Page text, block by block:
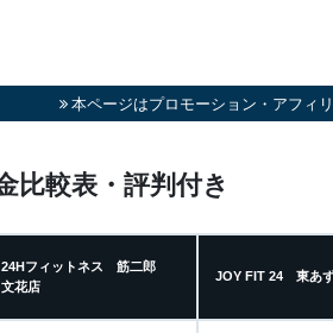
本ページはプロモーション・アフィ
比較表・評判付き
24Hフィットネス 筋二郎
文花店
JOY FIT 24 東あ